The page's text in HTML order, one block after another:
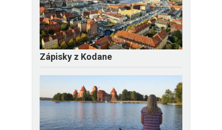
Zápisky z Kodane